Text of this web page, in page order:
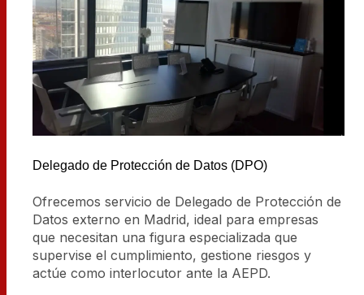
Delegado de Protección de Datos (DPO)
Ofrecemos servicio de Delegado de Protección de
Datos externo en Madrid, ideal para empresas
que necesitan una figura especializada que
supervise el cumplimiento, gestione riesgos y
actúe como interlocutor ante la AEPD.